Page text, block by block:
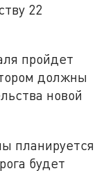
22
пройдет
должны
новой
планируется
будет